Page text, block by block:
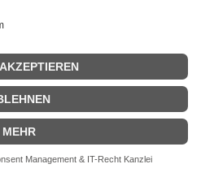
+ Premier
-
(für 120 TB
Support -